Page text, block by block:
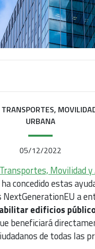
URBANA
05/12/2022
Movilidad y
concedido estas
a
edificios
beneficiará
de todas las